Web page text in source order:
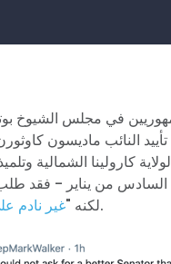
في مجلس
النائب ماديسون
كارولينا الشمالية
السادس من يناير - فقد
لكنه "غير نادم ". ويتبنى مارك ووكر تأييده علانية.